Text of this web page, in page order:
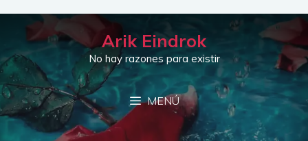
Saltar
contenido
Arik Eindrok
No hay razones para existir
MENÚ